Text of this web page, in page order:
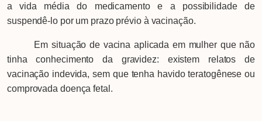
a vida média do medicamento e a possibilidade de
suspendê-lo por um prazo prévio à vacinação.
Em situação de vacina aplicada em mulher que não
tinha conhecimento da gravidez: existem relatos de
vacinação indevida, sem que tenha havido teratogênese ou
comprovada doença fetal.